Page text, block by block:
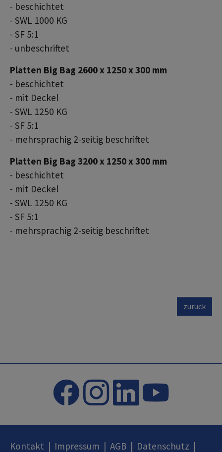
- beschichtet
- SWL 1000 KG
- SF 5:1
- unbeschriftet
Platten Big Bag 2600 x 1250 x 300 mm
- beschichtet
- mit Deckel
- SWL 1250 KG
- SF 5:1
- mehrsprachig 2-seitig beschriftet
Platten Big Bag 3200 x 1250 x 300 mm
- beschichtet
- mit Deckel
- SWL 1250 KG
- SF 5:1
- mehrsprachig 2-seitig beschriftet
zurück
Kontakt Impressum AGB Datenschutz